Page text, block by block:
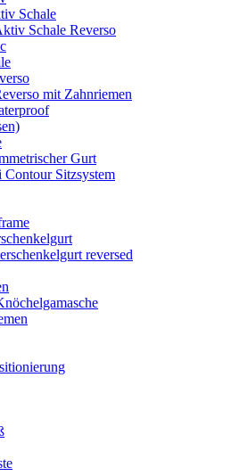
Schale
Schale Reverso
mit Zahnriemen
Gurt
Sitzsystem
reversed